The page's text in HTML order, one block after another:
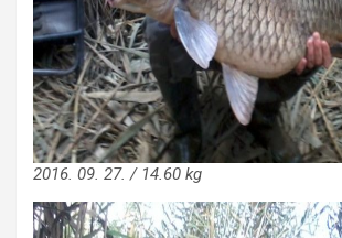
2016. 09. 27. / 14.60 kg